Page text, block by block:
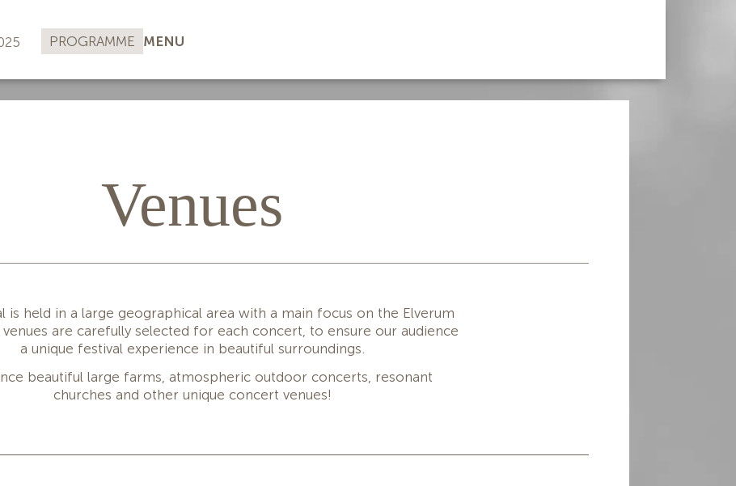
PROGRAMME MENU
Venues
is held in a large geographical area with a main focus on the Elverum
are carefully selected for each concert, to ensure our audience
a unique festival experience in beautiful surroundings.
beautiful large farms, atmospheric outdoor concerts, resonant
churches and other unique concert venues!